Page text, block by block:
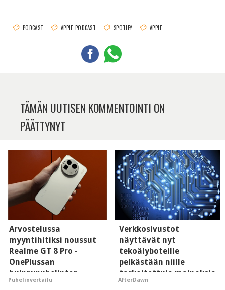
PODCAST APPLE PODCAST SPOTIFY APPLE
TÄMÄN UUTISEN KOMMENTOINTI ON
PÄÄTTYNYT
Arvostelussa
myyntihitiksi noussut
Realme GT 8 Pro -
OnePlussan
huippupuhelinten
"perillinen"
Puhelinvertailu
Verkkosivustot
näyttävät nyt
tekoälyboteille
pelkästään niille
tarkoitettuja mainoksia
- vaikuttaa tekoälyn
AfterDawn